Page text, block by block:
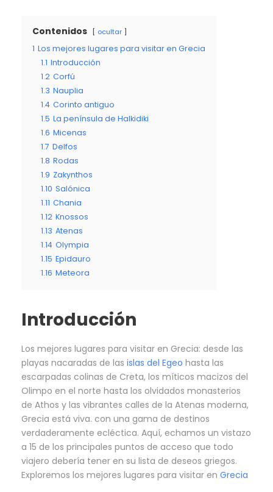
Contenidos ocultar
1 Los mejores lugares para visitar en Grecia
1.1 Introducción
1.2 Corfú
1.3 Nauplia
1.4 Corinto antiguo
1.5 La península de Halkidiki
1.6 Micenas
1.7 Delfos
1.8 Rodas
1.9 Zakynthos
1.10 Salónica
1.11 Chania
1.12 Knossos
1.13 Atenas
1.14 Olympia
1.15 Epidauro
1.16 Meteora
Introducción
Los mejores lugares para visitar en Grecia: desde las
playas nacaradas de las islas del Egeo hasta las
escarpadas colinas de Creta, los míticos macizos del
Olimpo en el norte hasta los olvidados monasterios
de Athos y las vibrantes calles de la Atenas moderna,
Grecia está viva. con una gama de destinos
verdaderamente ecléctica. Aquí, echamos un vistazo
a 15 de los principales puntos de acceso que todo
viajero debería tener en su lista de deseos griegos.
Exploremos los mejores lugares para visitar en Grecia